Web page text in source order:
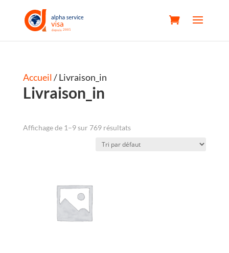
Accueil/ Livraison_in
Livraison_in
Affichage de 1–9 sur 769 résultats